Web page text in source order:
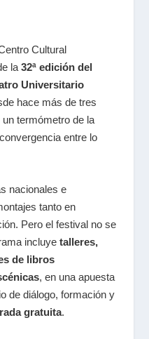
Cultural
la 32ª edición del
Universitario
hace más de tres
termómetro de la
entre lo
nacionales e
tanto en
Pero el festival no se
incluye talleres,
de libros
, en una apuesta
de diálogo, formación y
gratuita.